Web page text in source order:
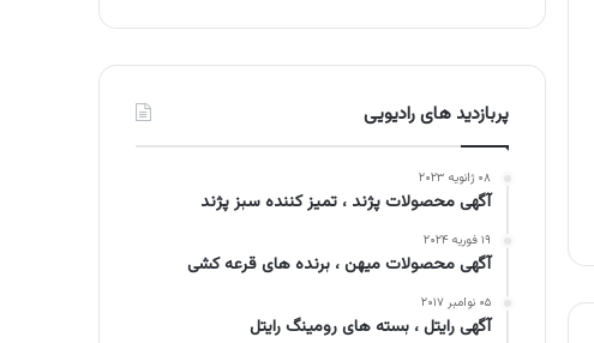
پربازدید های رادیویی
۰۸ ژانویه ۲۰۲۳
آگهی محصولات پژند ، تمیز کننده سبز پژند
۱۹ فوریه ۲۰۲۴
آگهی محصولات میهن ، برنده های قرعه کشی
۰۵ نوامبر ۲۰۱۷
آگهی رایتل ، بسته های رومینگ رایتل